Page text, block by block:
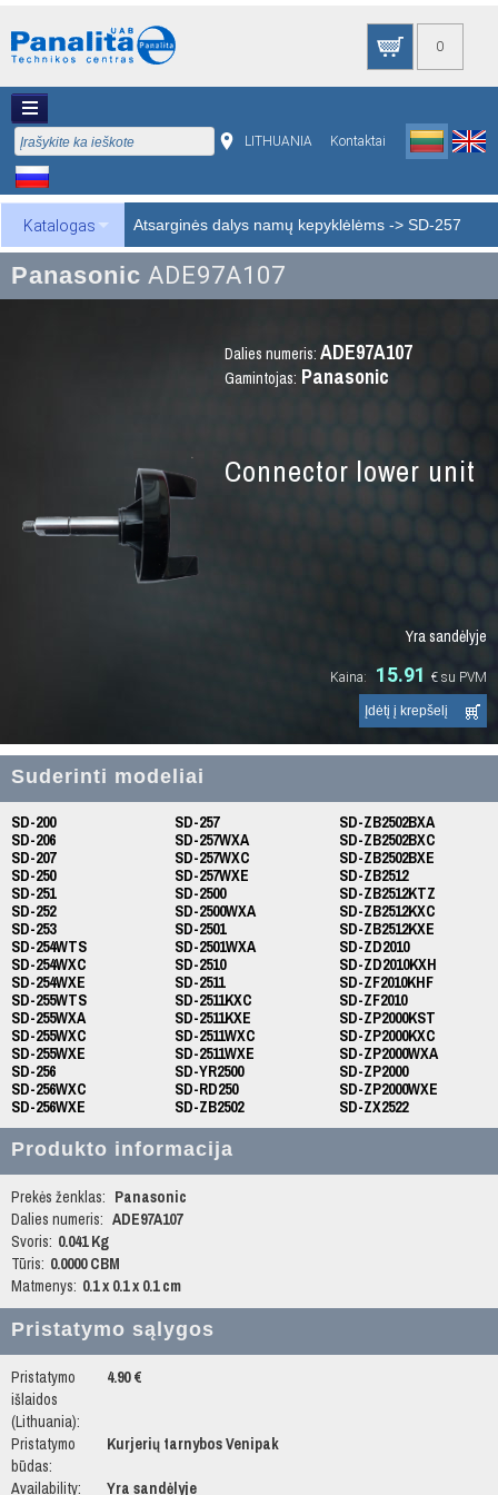
0
LITHUANIA Kontaktai
Katalogas Atsarginės dalys namų kepyklėlėms -> SD-257
Panasonic ADE97A107
Dalies numeris: ADE97A107
Gamintojas: Panasonic
Connector lower unit
Yra sandėlyje
Kaina: 15.91 € su PVM
Suderinti modeliai
SD-200
SD-206
SD-207
SD-250
SD-251
SD-252
SD-253
SD-254WTS
SD-254WXC
SD-254WXE
SD-255WTS
SD-255WXA
SD-255WXC
SD-255WXE
SD-256
SD-256WXC
SD-256WXE
SD-257
SD-257WXA
SD-257WXC
SD-257WXE
SD-2500
SD-2500WXA
SD-2501
SD-2501WXA
SD-2510
SD-2511
SD-2511KXC
SD-2511KXE
SD-2511WXC
SD-2511WXE
SD-YR2500
SD-RD250
SD-ZB2502
SD-ZB2502BXA
SD-ZB2502BXC
SD-ZB2502BXE
SD-ZB2512
SD-ZB2512KTZ
SD-ZB2512KXC
SD-ZB2512KXE
SD-ZD2010
SD-ZD2010KXH
SD-ZF2010KHF
SD-ZF2010
SD-ZP2000KST
SD-ZP2000KXC
SD-ZP2000WXA
SD-ZP2000
SD-ZP2000WXE
SD-ZX2522
Produkto informacija
Prekės ženklas: Panasonic
Dalies numeris: ADE97A107
Svoris: 0.041 Kg
Tūris: 0.0000 CBM
Matmenys: 0.1 x 0.1 x 0.1 cm
Pristatymo sąlygos
Pristatymo
išlaidos
(Lithuania):
4.90 €
Pristatymo
būdas:
Kurjerių tarnybos Venipak
Availability: Yra sandėlyje